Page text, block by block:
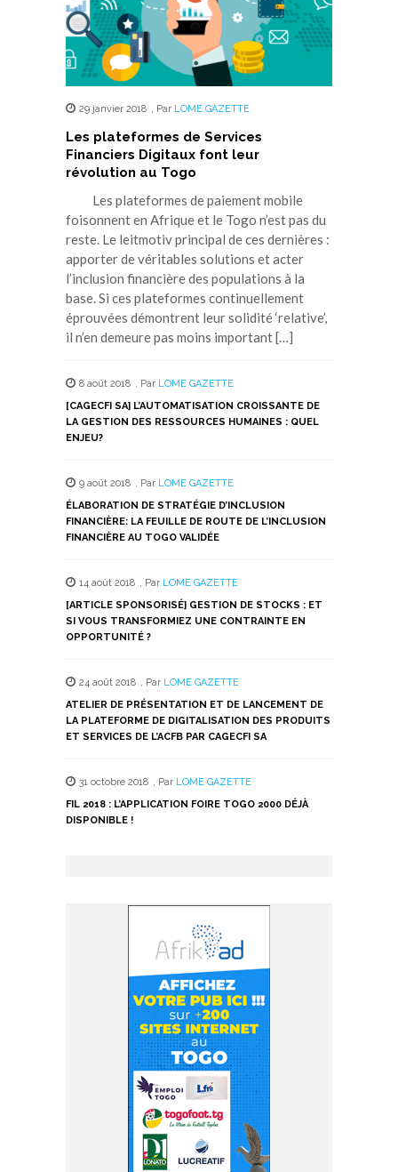
29 janvier 2018 , Par LOME GAZETTE
Les plateformes de Services
Financiers Digitaux font leur
révolution au Togo
Les plateformes de paiement mobile
foisonnent en Afrique et le Togo n’est pas du
reste. Le leitmotiv principal de ces dernières :
apporter de véritables solutions et acter
l’inclusion financière des populations à la
base. Si ces plateformes continuellement
éprouvées démontrent leur solidité ‘relative’,
il n’en demeure pas moins important […]
8 août 2018 , Par LOME GAZETTE
[CAGECFI SA] L’AUTOMATISATION CROISSANTE DE
LA GESTION DES RESSOURCES HUMAINES : QUEL
ENJEU?
9 août 2018 , Par LOME GAZETTE
ÉLABORATION DE STRATÉGIE D’INCLUSION
FINANCIÈRE: LA FEUILLE DE ROUTE DE L’INCLUSION
FINANCIÈRE AU TOGO VALIDÉE
14 août 2018 , Par LOME GAZETTE
[ARTICLE SPONSORISÉ] GESTION DE STOCKS : ET
SI VOUS TRANSFORMIEZ UNE CONTRAINTE EN
OPPORTUNITÉ ?
24 août 2018 , Par LOME GAZETTE
ATELIER DE PRÉSENTATION ET DE LANCEMENT DE
LA PLATEFORME DE DIGITALISATION DES PRODUITS
ET SERVICES DE L’ACFB PAR CAGECFI SA
31 octobre 2018 , Par LOME GAZETTE
FIL 2018 : L’APPLICATION FOIRE TOGO 2000 DÉJÀ
DISPONIBLE !